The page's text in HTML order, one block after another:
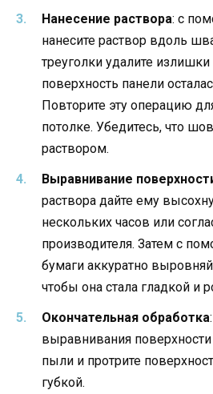
Нанесение раствора: с
нанесите раствор вдоль
треуголки удалите
поверхность панели
Повторите эту операцию
потолке. Убедитесь, что
раствором.
Выравнивание
раствора дайте ему
нескольких часов или
производителя. Затем с
бумаги аккуратно
чтобы она стала гладкой и
Окончательная обработка
выравнивания
пыли и протрите
губкой.